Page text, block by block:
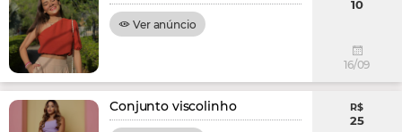
Ver anúncio
10
16/09
Conjunto viscolinho R$
25